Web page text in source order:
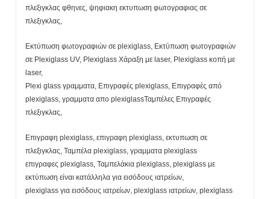
πλεξιγκλας φθηνες, ψηφιακη εκτυπωση φωτογραφιας σε
πλεξιγκλας,
Εκτύπωση φωτογραφιών σε plexiglass, Εκτύπωση φωτογραφιών
σε Plexiglass UV, Plexiglass Χάραξη με laser, Plexiglass κοπή με
laser,
Plexi glass γραμματα, Επιγραφές plexiglass, Επιγραφές από
plexiglass, γραμματα απο plexiglassΤαμπέλες Επιγραφές
πλεξιγκλας,
Επιγραφη plexiglass, επιγραφη plexiglass, εκτυπωση σε
πλεξιγκλας, Ταμπέλα plexiglass, γραμματα plexiglass
επιγραφες plexiglass, Ταμπελάκια plexiglass, plexiglass με
εκτύπωση είναι κατάλληλα για εισόδους ιατρείων,
plexiglass για εισόδους ιατρείων, plexiglass ιατρείων, plexiglass